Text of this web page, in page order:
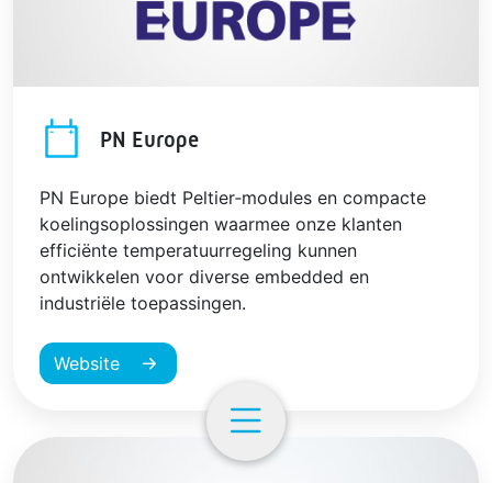
PN Europe
PN Europe biedt Peltier‑modules en compacte
koelingsoplossingen waarmee onze klanten
efficiënte temperatuurregeling kunnen
ontwikkelen voor diverse embedded en
industriële toepassingen.
Website